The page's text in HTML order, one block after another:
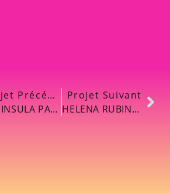
Projet Précédent
PENINSULA PARIS – LE JARDIN SECRET
Projet Suivant
HELENA RUBINSTEIN « REPLASTY » LAUCH